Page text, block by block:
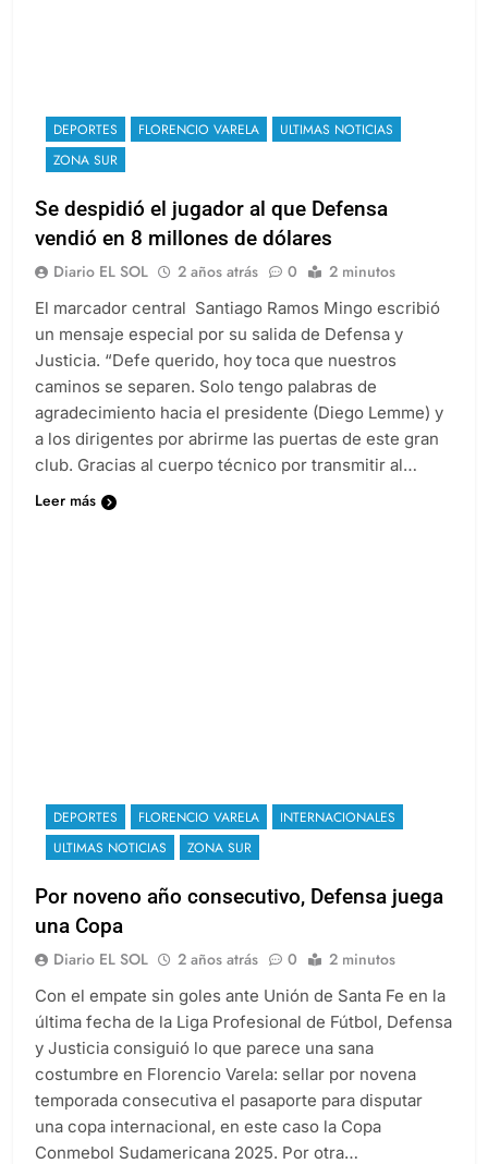
DEPORTES FLORENCIO VARELA
ULTIMAS NOTICIAS
ZONA SUR
Se despidió el jugador al que Defensa
vendió en 8 millones de dólares
Diario EL SOL 2 años atrás 0 2 minutos
El marcador central Santiago Ramos Mingo escribió
un mensaje especial por su salida de Defensa y
Justicia. “Defe querido, hoy toca que nuestros
caminos se separen. Solo tengo palabras de
agradecimiento hacia el presidente (Diego Lemme) y
a los dirigentes por abrirme las puertas de este gran
club. Gracias al cuerpo técnico por transmitir al…
Leer más
DEPORTES FLORENCIO VARELA
INTERNACIONALES
ULTIMAS NOTICIAS
ZONA SUR
Por noveno año consecutivo, Defensa juega
una Copa
Diario EL SOL 2 años atrás 0 2 minutos
Con el empate sin goles ante Unión de Santa Fe en la
última fecha de la Liga Profesional de Fútbol, Defensa
y Justicia consiguió lo que parece una sana
costumbre en Florencio Varela: sellar por novena
temporada consecutiva el pasaporte para disputar
una copa internacional, en este caso la Copa
Conmebol Sudamericana 2025. Por otra…